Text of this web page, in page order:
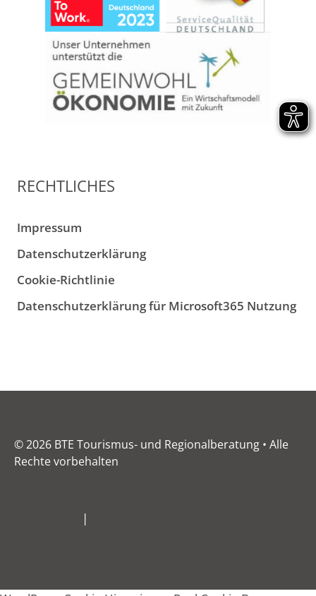
RECHTLICHES
Impressum
Datenschutzerklärung
Cookie-Richtlinie
Datenschutzerklärung für Microsoft365 Nutzung
© 2026 BTE Tourismus- und Regionalberatung • Alle
Rechte vorbehalten
|